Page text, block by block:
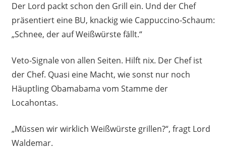
Der Lord packt schon den Grill ein. Und der Chef
präsentiert eine BU, knackig wie Cappuccino-Schaum:
„Schnee, der auf Weißwürste fällt.“
Veto-Signale von allen Seiten. Hilft nix. Der Chef ist
der Chef. Quasi eine Macht, wie sonst nur noch
Häuptling Obamabama vom Stamme der
Locahontas.
„Müssen wir wirklich Weißwürste grillen?“, fragt Lord
Waldemar.